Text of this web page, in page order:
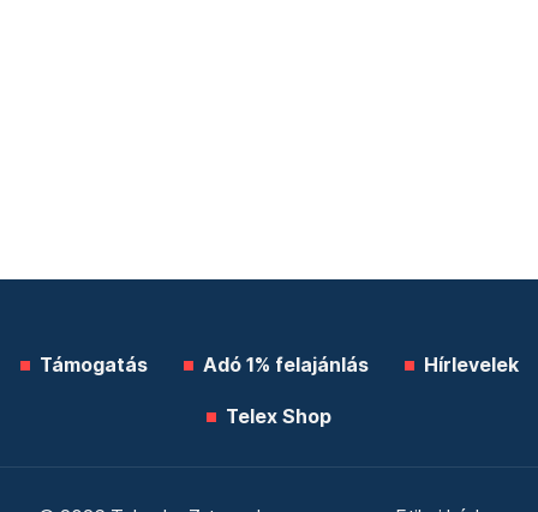
Támogatás Adó 1% felajánlás Hírlevelek
Telex Shop